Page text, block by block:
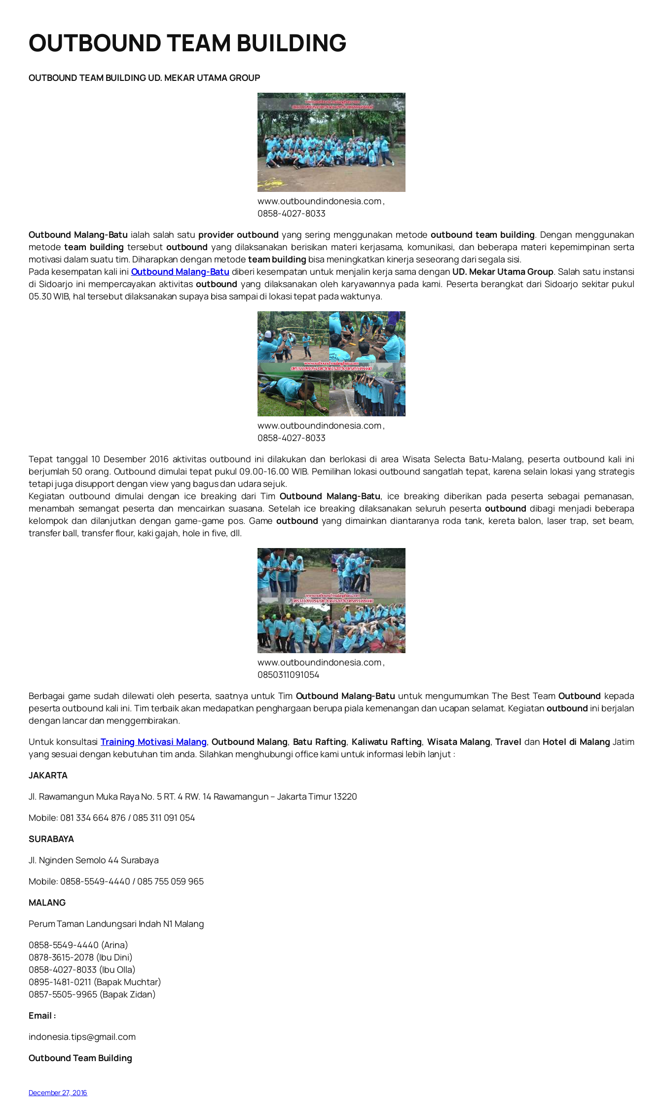
OUTBOUND TEAM BUILDING
OUTBOUND TEAM BUILDING UD. MEKAR UTAMA GROUP
www.outboundindonesia.com ,
0858-4027-8033
Outbound Malang-Batu ialah salah satu provider outbound yang sering menggunakan metodeoutbound team building. Dengan menggunakan
metodeteam building tersebut outbound yang dilaksanakan berisikan materi kerjasama, komunikasi, dan beberapa materi kepemimpinan serta
motivasi dalam suatu tim. Diharapkan dengan metode team building bisa meningkatkan kinerja seseorang dari segala sisi.
Pada kesempatan kali ini Outbound Malang-Batu diberi kesempatan untuk menjalin kerja sama dengan UD. Mekar Utama Group. Salah satu instansi
di Sidoarjo ini mempercayakan aktivitas outbound yang dilaksanakan oleh karyawannya pada kami. Peserta berangkat dari Sidoarjo sekitar pukul
05.30 WIB, hal tersebut dilaksanakan supaya bisa sampai di lokasi tepat pada waktunya.
www.outboundindonesia.com ,
0858-4027-8033
Tepat tanggal 10 Desember 2016 aktivitas outbound ini dilakukan dan berlokasi di area Wisata Selecta Batu-Malang, peserta outbound kali ini
berjumlah 50 orang. Outbound dimulai tepat pukul 09.00-16.00 WIB. Pemilihan lokasi outbound sangatlah tepat, karena selain lokasi yang strategis
tetapi juga disupport dengan view yang bagus dan udara sejuk.
Kegiatan outbound dimulai dengan ice breaking dari TimOutbound Malang-Batu, ice breaking diberikan pada peserta sebagai pemanasan,
menambah semangat peserta dan mencairkan suasana. Setelah ice breaking dilaksanakan seluruh peserta outbound dibagi menjadi beberapa
kelompok dan dilanjutkan dengan game-game pos. Gameoutbound yang dimainkan diantaranya roda tank, kereta balon, laser trap, set beam,
transfer ball, transfer flour, kaki gajah, hole in five, dll.
www.outboundindonesia.com ,
0850311091054
Berbagai game sudah dilewati oleh peserta, saatnya untuk Tim Outbound Malang-Batu untuk mengumumkan The Best TeamOutbound kepada
peserta outbound kali ini. Tim terbaik akan medapatkan penghargaan berupa piala kemenangan dan ucapan selamat. Kegiatan outbound ini berjalan
dengan lancar dan menggembirakan.
Untuk konsultasiTraining Motivasi Malang,Outbound Malang, Batu Rafting, Kaliwatu Rafting,Wisata Malang,Travel dan Hotel di Malang Jatim
yang sesuai dengan kebutuhan tim anda. Silahkan menghubungi office kami untuk informasi lebih lanjut :
JAKARTA
Jl. Rawamangun Muka Raya No. 5 RT. 4 RW. 14 Rawamangun – Jakarta Timur 13220
Mobile: 081 334 664 876 / 085 311 091 054
SURABAYA
Jl. Nginden Semolo 44 Surabaya
Mobile: 0858-5549-4440 / 085 755 059 965
MALANG
Perum Taman Landungsari Indah N1 Malang
0858-5549-4440 (Arina)
0878-3615-2078 (Ibu Dini)
0858-4027-8033 (Ibu Olla)
0895-1481-0211 (Bapak Muchtar)
0857-5505-9965 (Bapak Zidan)
Email :
indonesia.tips@gmail.com
Outbound Team Building
December 27, 2016